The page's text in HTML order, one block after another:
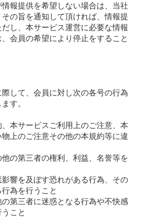
報提供を希望しない場合は、当社
の旨を通知して頂ければ、情報提
し、本サービス運営に必要な情報
会員の希望により停止をすること
して、会員に対し次の各号の行為
す。
本サービスご利用上のご注意、本
上のご注意その他の本規約等に違
の第三者の権利、利益、名誉等を
響を及ぼす恐れがある行為、その
為を行うこと
第三者に迷惑となる行為や不快感
こと